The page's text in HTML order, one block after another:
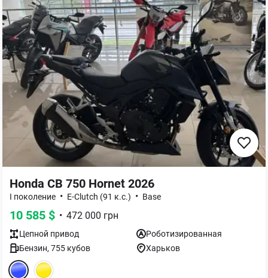
Honda CB 750 Hornet 2026
I поколение • E-Clutch (91 к.с.) • Base
10 585 $ • 472 000 грн
Цепной привод
Роботизированная
Бензин, 755 кубов Харьков